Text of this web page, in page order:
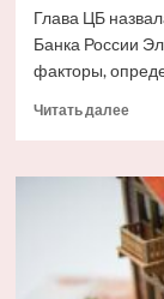
Глава ЦБ
Банка России
факторы,
Читать далее
ЦБ
на